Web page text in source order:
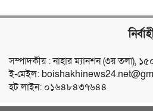
সম্পাদকীয় : নাহার ম্যানশন (৩য় তলা),
ই-মেইল:
হট লাইন: ০১৬৪৮৪৩৭৬৪৪